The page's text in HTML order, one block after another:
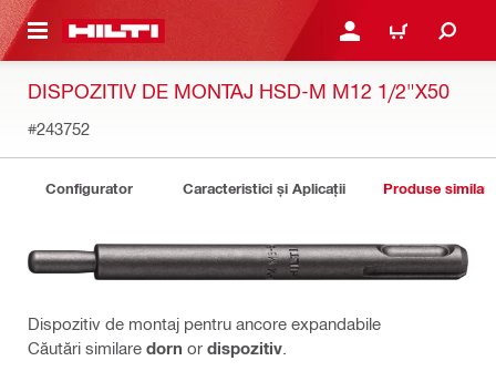
CONTENT CONECTARE SAU
COȘ
DISPOZITIV DE MONTAJ HSD-M M12 1/2"X50
#243752
Configurator Caracteristici și Aplicații Produse similare
Dispozitiv de montaj pentru ancore expandabile
Căutări similare dorn or dispozitiv